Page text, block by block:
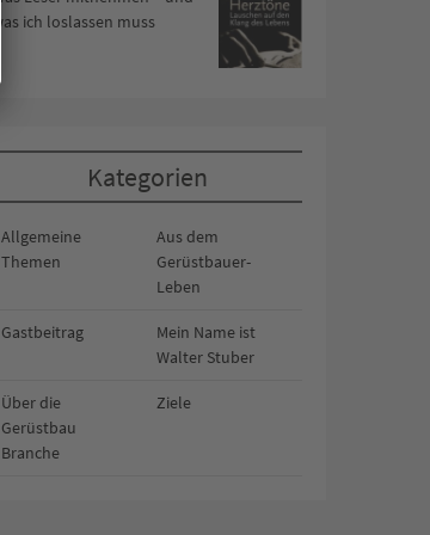
was ich loslassen muss
Kategorien
Allgemeine
Themen
Aus dem
Gerüstbauer-
Leben
Gastbeitrag
Mein Name ist
Walter Stuber
Über die
Gerüstbau
Branche
Ziele